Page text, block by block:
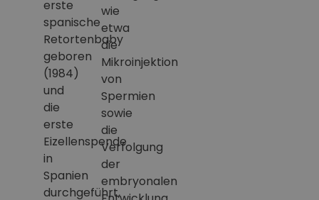
erste
spanische
Retortenbaby
geboren
(1984)
und
die
erste
Eizellenspende
in
Spanien
durchgeführt,
wie
etwa
die
Mikroinjektion
von
Spermien
sowie
die
Verfolgung
der
embryonalen